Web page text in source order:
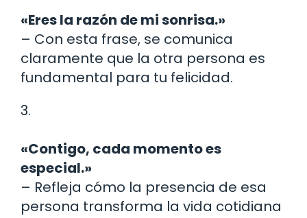
«Eres la razón de mi sonrisa.»
– Con esta frase, se comunica
claramente que la otra persona es
fundamental para tu felicidad.
3.
«Contigo, cada momento es
especial.»
– Refleja cómo la presencia de esa
persona transforma la vida cotidiana